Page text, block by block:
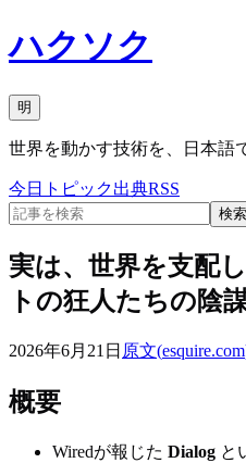
ハクソク
明
世界を動かす技術を、日本語
今日 トピック出典RSS
検索
実は、世界を支配
トの狂人たちの陰
2026年6月21日 原文(esquire.com
概要
Wiredが報じた Dialog と